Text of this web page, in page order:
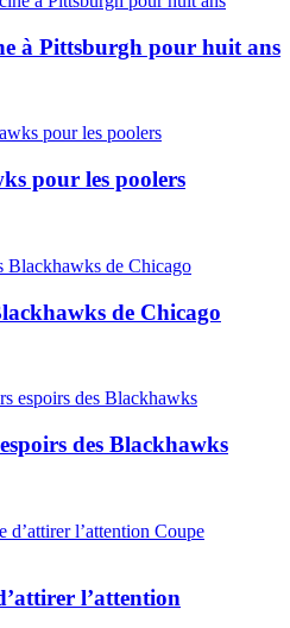
à Pittsburgh pour huit ans
pour les poolers
de Chicago
des Blackhawks
l’attention